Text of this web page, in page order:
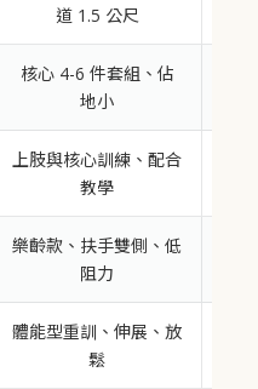
道 1.5 公尺
核心 4-6 件套組、佔
地小
上肢與核心訓練、配合
教學
樂齡款、扶手雙側、低
阻力
體能型重訓、伸展、放
鬆